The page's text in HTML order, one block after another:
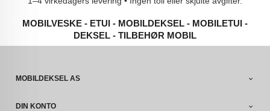
MOBILVESKE - ETUI - MOBILDEKSEL - MOBILETUI -
DEKSEL - TILBEHØR MOBIL
MOBILDEKSEL AS
DIN KONTO